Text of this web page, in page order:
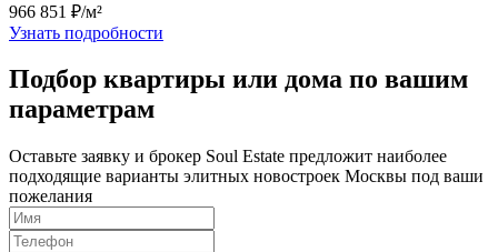
966 851 ₽/м²
Узнать подробности
Подбор квартиры или дома по вашим
параметрам
Оставьте заявку и брокер Soul Estate предложит наиболее
подходящие варианты элитных новостроек Москвы под ваши
пожелания